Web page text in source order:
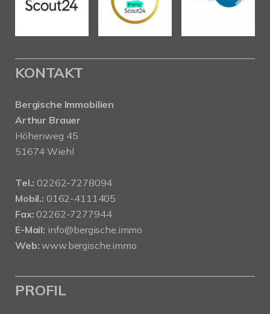
KONTAKT
Bergische Immobilien
Arthur Brauer
Höhenweg 45
51674 Wiehl
Tel.: 02262-7278094
Mobil.: 0162-4111405
Fax: 02262-7277944
E-Mail: info@bergische.immo
Web: www.bergische.immo
PROFIL